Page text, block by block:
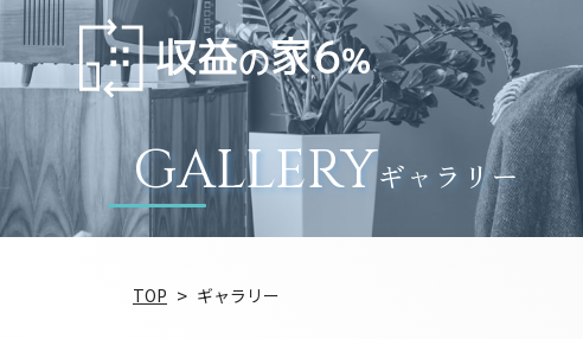
GALLERYギャラリー
TOP ギャラリー